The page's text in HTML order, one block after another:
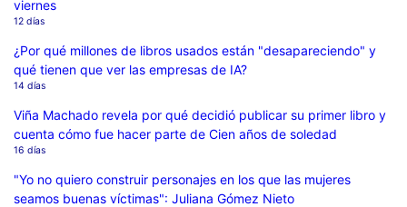
viernes
12 días
¿Por qué millones de libros usados están "desapareciendo" y
qué tienen que ver las empresas de IA?
14 días
Viña Machado revela por qué decidió publicar su primer libro y
cuenta cómo fue hacer parte de Cien años de soledad
16 días
"Yo no quiero construir personajes en los que las mujeres
seamos buenas víctimas": Juliana Gómez Nieto